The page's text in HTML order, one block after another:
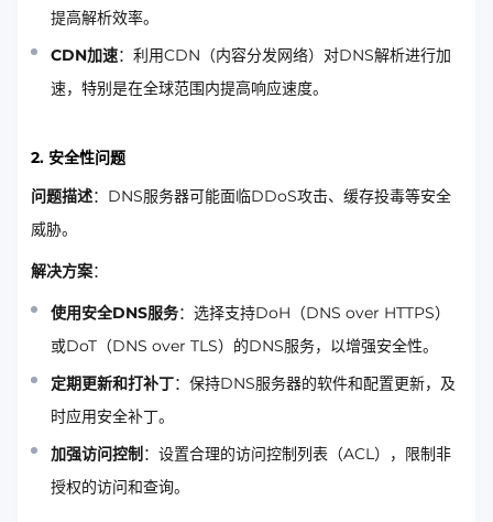
提高解析效率。
CDN加速：利用CDN（内容分发网络）对DNS解析进行加
速，特别是在全球范围内提高响应速度。
2. 安全性问题
问题描述：DNS服务器可能面临DDoS攻击、缓存投毒等安全
威胁。
解决方案：
使用安全DNS服务：选择支持DoH（DNS over HTTPS）
或DoT（DNS over TLS）的DNS服务，以增强安全性。
定期更新和打补丁：保持DNS服务器的软件和配置更新，及
时应用安全补丁。
加强访问控制 ：设置合理的访问控制列表（ACL），限制非
授权的访问和查询。